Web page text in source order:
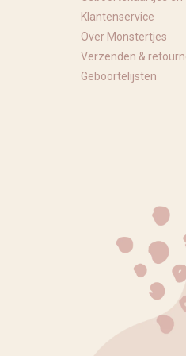
Klantenservice
Over Monstertjes
Verzenden &
Geboortelijsten